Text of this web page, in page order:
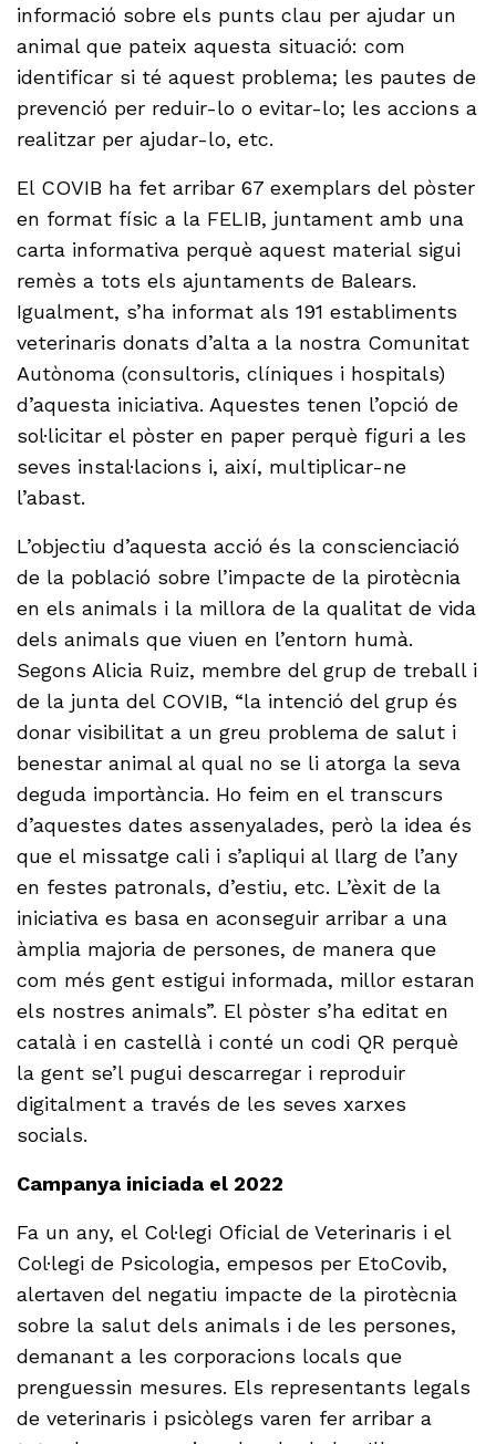
informació sobre els punts clau per ajudar un
animal que pateix aquesta situació: com
identificar si té aquest problema; les pautes de
prevenció per reduir-lo o evitar-lo; les accions a
realitzar per ajudar-lo, etc.
El COVIB ha fet arribar 67 exemplars del pòster
en format físic a la FELIB, juntament amb una
carta informativa perquè aquest material sigui
remès a tots els ajuntaments de Balears.
Igualment, s’ha informat als 191 establiments
veterinaris donats d’alta a la nostra Comunitat
Autònoma (consultoris, clíniques i hospitals)
d’aquesta iniciativa. Aquestes tenen l’opció de
sol·licitar el pòster en paper perquè figuri a les
seves instal·lacions i, així, multiplicar-ne
l’abast.
L’objectiu d’aquesta acció és la conscienciació
de la població sobre l’impacte de la pirotècnia
en els animals i la millora de la qualitat de vida
dels animals que viuen en l’entorn humà.
Segons Alicia Ruiz, membre del grup de treball i
de la junta del COVIB, “la intenció del grup és
donar visibilitat a un greu problema de salut i
benestar animal al qual no se li atorga la seva
deguda importància. Ho feim en el transcurs
d’aquestes dates assenyalades, però la idea és
que el missatge cali i s’apliqui al llarg de l’any
en festes patronals, d’estiu, etc. L’èxit de la
iniciativa es basa en aconseguir arribar a una
àmplia majoria de persones, de manera que
com més gent estigui informada, millor estaran
els nostres animals”. El pòster s’ha editat en
català i en castellà i conté un codi QR perquè
la gent se’l pugui descarregar i reproduir
digitalment a través de les seves xarxes
socials.
Campanya iniciada el 2022
Fa un any, el Col·legi Oficial de Veterinaris i el
Col·legi de Psicologia, empesos per EtoCovib,
alertaven del negatiu impacte de la pirotècnia
sobre la salut dels animals i de les persones,
demanant a les corporacions locals que
prenguessin mesures. Els representants legals
de veterinaris i psicòlegs varen fer arribar a